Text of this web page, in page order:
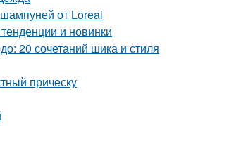
от Loreal
и новинки
20 сочетаний шика и стиля
прическу